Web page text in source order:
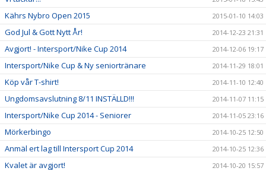
Kährs Nybro Open 2015 2015-01-10 14:03
God Jul & Gott Nytt År! 2014-12-23 21:31
Avgjort! - Intersport/Nike Cup 2014 2014-12-06 19:17
Intersport/Nike Cup & Ny seniortränare 2014-11-29 18:01
Köp vår T-shirt! 2014-11-10 12:40
Ungdomsavslutning 8/11 INSTÄLLD!!! 2014-11-07 11:15
Intersport/Nike Cup 2014 - Seniorer 2014-11-05 23:16
Mörkerbingo 2014-10-25 12:50
Anmäl ert lag till Intersport Cup 2014 2014-10-25 12:36
Kvalet är avgjort! 2014-10-20 15:57